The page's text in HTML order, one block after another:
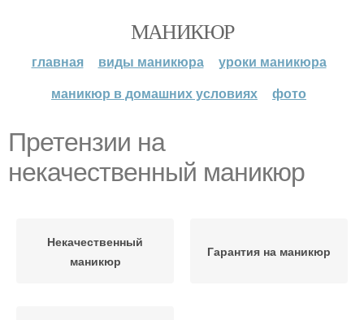
МАНИКЮР
главная виды маникюра
уроки маникюра
маникюр в домашних условиях
фото
Претензии на
некачественный маникюр
Некачественный
маникюр
Гарантия на маникюр